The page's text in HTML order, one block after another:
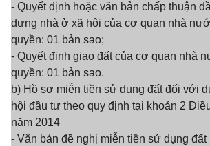
- Quyết định hoặc văn bản chấp thuận
dựng nhà ở xã hội của cơ quan nhà
quyền: 01 bản sao;
- Quyết định giao đất của cơ quan nhà
quyền: 01 bản sao.
b) Hồ sơ miễn tiền sử dụng đất đối với
hội đầu tư theo quy định tại khoản 2
năm 2014
- Văn bản đề nghị miễn tiền sử dụng đất